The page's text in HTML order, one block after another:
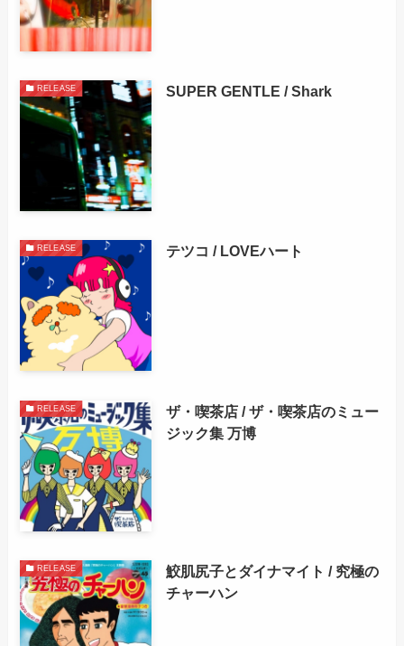
RELEASE SUPER GENTLE / Shark
RELEASE テツコ / LOVEハート
RELEASE
ザ・喫茶店 / ザ・喫茶店のミュー
ジック集 万博
RELEASE
鮫肌尻子とダイナマイト / 究極の
チャーハン